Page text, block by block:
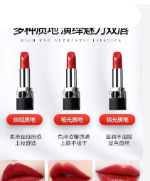
Dior迪奥全新烈艳蓝金口红品
牌授权经典藤格纹饰带丝绒质